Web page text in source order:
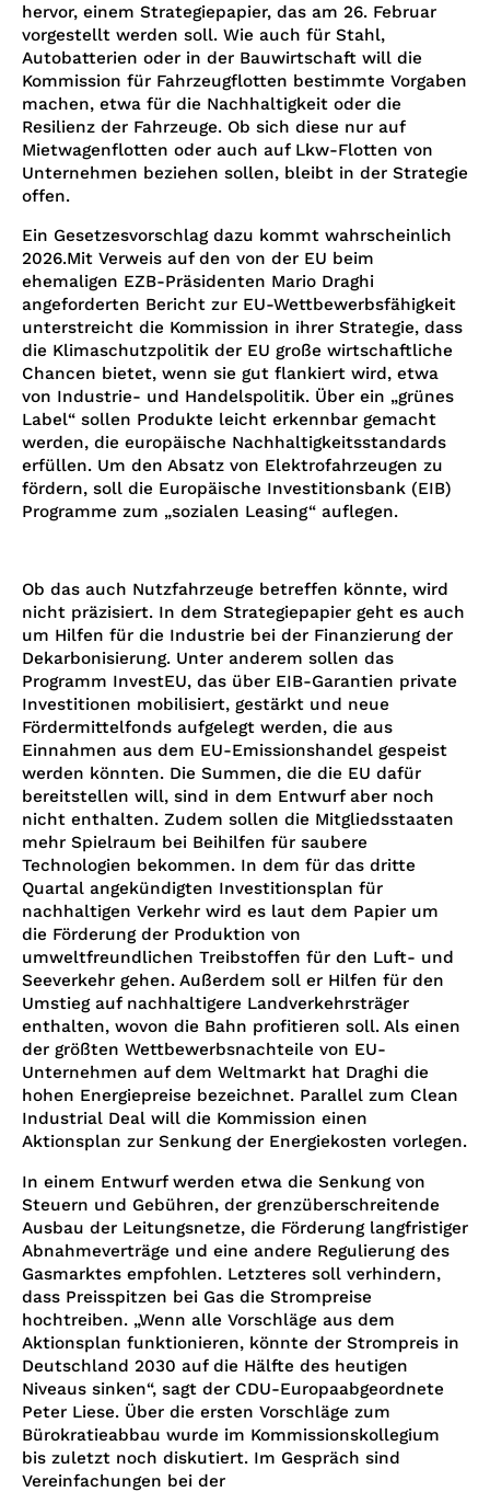
hervor, einem Strategiepapier, das am 26. Februar
vorgestellt werden soll. Wie auch für Stahl,
Autobatterien oder in der Bauwirtschaft will die
Kommission für Fahrzeugflotten bestimmte Vorgaben
machen, etwa für die Nachhaltigkeit oder die
Resilienz der Fahrzeuge. Ob sich diese nur auf
Mietwagenflotten oder auch auf Lkw-Flotten von
Unternehmen beziehen sollen, bleibt in der Strategie
offen.
Ein Gesetzesvorschlag dazu kommt wahrscheinlich
2026.Mit Verweis auf den von der EU beim
ehemaligen EZB-Präsidenten Mario Draghi
angeforderten Bericht zur EU-Wettbewerbsfähigkeit
unterstreicht die Kommission in ihrer Strategie, dass
die Klimaschutzpolitik der EU große wirtschaftliche
Chancen bietet, wenn sie gut flankiert wird, etwa
von Industrie- und Handelspolitik. Über ein „grünes
Label“ sollen Produkte leicht erkennbar gemacht
werden, die europäische Nachhaltigkeitsstandards
erfüllen. Um den Absatz von Elektrofahrzeugen zu
fördern, soll die Europäische Investitionsbank (EIB)
Programme zum „sozialen Leasing“ auflegen.
Ob das auch Nutzfahrzeuge betreffen könnte, wird
nicht präzisiert. In dem Strategiepapier geht es auch
um Hilfen für die Industrie bei der Finanzierung der
Dekarbonisierung. Unter anderem sollen das
Programm InvestEU, das über EIB-Garantien private
Investitionen mobilisiert, gestärkt und neue
Fördermittelfonds aufgelegt werden, die aus
Einnahmen aus dem EU-Emissionshandel gespeist
werden könnten. Die Summen, die die EU dafür
bereitstellen will, sind in dem Entwurf aber noch
nicht enthalten. Zudem sollen die Mitgliedsstaaten
mehr Spielraum bei Beihilfen für saubere
Technologien bekommen. In dem für das dritte
Quartal angekündigten Investitionsplan für
nachhaltigen Verkehr wird es laut dem Papier um
die Förderung der Produktion von
umweltfreundlichen Treibstoffen für den Luft- und
Seeverkehr gehen. Außerdem soll er Hilfen für den
Umstieg auf nachhaltigere Landverkehrsträger
enthalten, wovon die Bahn profitieren soll. Als einen
der größten Wettbewerbsnachteile von EU-
Unternehmen auf dem Weltmarkt hat Draghi die
hohen Energiepreise bezeichnet. Parallel zum Clean
Industrial Deal will die Kommission einen
Aktionsplan zur Senkung der Energiekosten vorlegen.
In einem Entwurf werden etwa die Senkung von
Steuern und Gebühren, der grenzüberschreitende
Ausbau der Leitungsnetze, die Förderung langfristiger
Abnahmeverträge und eine andere Regulierung des
Gasmarktes empfohlen. Letzteres soll verhindern,
dass Preisspitzen bei Gas die Strompreise
hochtreiben. „Wenn alle Vorschläge aus dem
Aktionsplan funktionieren, könnte der Strompreis in
Deutschland 2030 auf die Hälfte des heutigen
Niveaus sinken“, sagt der CDU-Europaabgeordnete
Peter Liese. Über die ersten Vorschläge zum
Bürokratieabbau wurde im Kommissionskollegium
bis zuletzt noch diskutiert. Im Gespräch sind
Vereinfachungen bei der